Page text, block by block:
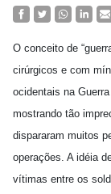
O conceito de
cirúrgicos e com
ocidentais na
mostrando tão
dispararam muitos
operações. A idéia
vítimas entre os